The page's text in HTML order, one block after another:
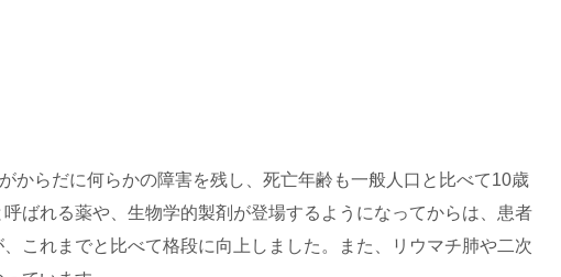
からだに何らかの障害を残し、死亡年齢も一般人口と比べて10歳
ばれる薬や、生物学的製剤が登場するようになってからは、患者
これまでと比べて格段に向上しました。また、リウマチ肺や二次